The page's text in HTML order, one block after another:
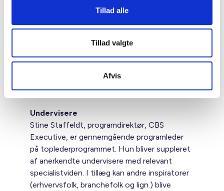
Tillad alle
Tillad valgte
Afvis
• Ledere med et styrket netværk i den
Uddannelsen giver tid og plads til, at du som
om ledelse. Du udvikler et sprog for ledelse
gennem teoretiske indspark, debat og
erfaringsudveksling.
Undervisere
Stine Staffeldt, programdirektør, CBS
Executive, er gennemgående programleder
på toplederprogrammet. Hun bliver suppleret
af anerkendte undervisere med relevant
specialistviden. I tillæg kan andre inspiratorer
(erhvervsfolk, branchefolk og lign.) blive